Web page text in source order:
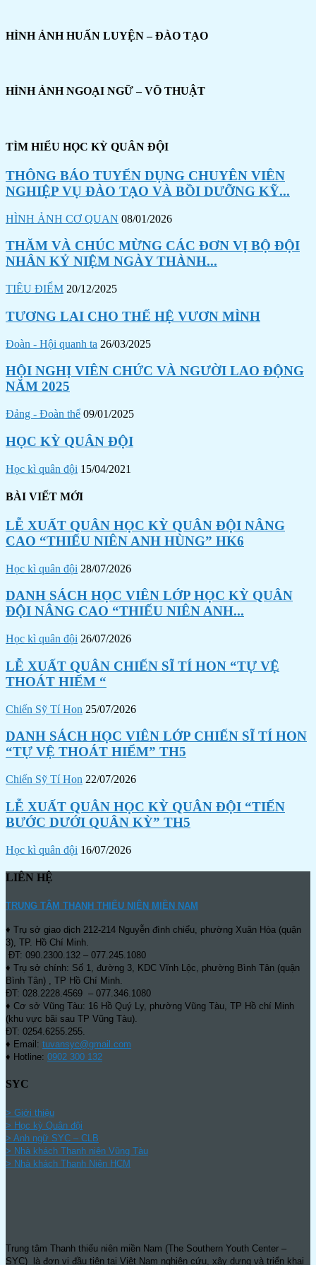
HÌNH ẢNH HUẤN LUYỆN – ĐÀO TẠO
HÌNH ẢNH NGOẠI NGỮ – VÕ THUẬT
TÌM HIỂU HỌC KỲ QUÂN ĐỘI
THÔNG BÁO TUYỂN DỤNG CHUYÊN VIÊN
NGHIỆP VỤ ĐÀO TẠO VÀ BỒI DƯỠNG KỸ...
HÌNH ẢNH CƠ QUAN 08/01/2026
THĂM VÀ CHÚC MỪNG CÁC ĐƠN VỊ BỘ ĐỘI
NHÂN KỶ NIỆM NGÀY THÀNH...
TIÊU ĐIỂM 20/12/2025
TƯƠNG LAI CHO THẾ HỆ VƯƠN MÌNH
Đoàn - Hội quanh ta 26/03/2025
HỘI NGHỊ VIÊN CHỨC VÀ NGƯỜI LAO ĐỘNG
NĂM 2025
Đảng - Đoàn thể 09/01/2025
HỌC KỲ QUÂN ĐỘI
Học kì quân đội 15/04/2021
BÀI VIẾT MỚI
LỄ XUẤT QUÂN HỌC KỲ QUÂN ĐỘI NÂNG
CAO “THIẾU NIÊN ANH HÙNG” HK6
Học kì quân đội 28/07/2026
DANH SÁCH HỌC VIÊN LỚP HỌC KỲ QUÂN
ĐỘI NÂNG CAO “THIẾU NIÊN ANH...
Học kì quân đội 26/07/2026
LỄ XUẤT QUÂN CHIẾN SĨ TÍ HON “TỰ VỆ
THOÁT HIỂM “
Chiến Sỹ Tí Hon 25/07/2026
DANH SÁCH HỌC VIÊN LỚP CHIẾN SĨ TÍ HON
“TỰ VỆ THOÁT HIỂM” TH5
Chiến Sỹ Tí Hon 22/07/2026
LỄ XUẤT QUÂN HỌC KỲ QUÂN ĐỘI “TIẾN
BƯỚC DƯỚI QUÂN KỲ” TH5
Học kì quân đội 16/07/2026
LIÊN HỆ
TRUNG TÂM THANH THIẾU NIÊN MIỀN NAM
♦ Trụ sở giao dịch 212-214 Nguyễn đình chiểu, phường Xuân Hòa (quận
3), TP. Hồ Chí Minh.
ĐT: 090.2300.132 – 077.245.1080
♦ Trụ sở chính: Số 1, đường 3, KDC Vĩnh Lộc, phường Bình Tân (quận
Bình Tân) , TP Hồ Chí Minh.
ĐT: 028.2228.4569 – 077.346.1080
♦ Cơ sở Vũng Tàu: 16 Hồ Quý Ly, phường Vũng Tàu, TP Hồ chí Minh
(khu vực bãi sau TP Vũng Tàu).
ĐT: 0254.6255.255.
♦ Email: tuvansyc@gmail.com
♦ Hotline: 0902 300 132
SYC
> Giới thiệu
> Học kỳ Quân đội
> Anh ngữ SYC – CLB
> Nhà khách Thanh niên Vũng Tàu
> Nhà khách Thanh Niên HCM
Trung tâm Thanh thiếu niên miền Nam (The Southern Youth Center –
SYC) là đơn vị đầu tiên tại Việt Nam nghiên cứu, xây dựng và triển khai